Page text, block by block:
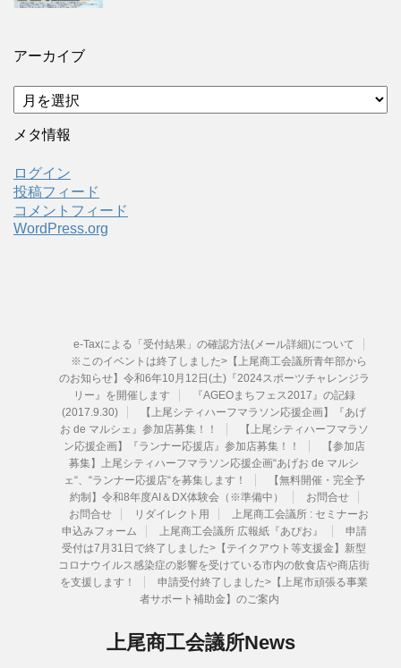
アーカイブ
ア
ー
カ
ブ
メタ情報
ログイン
投稿フィード
コメントフィード
WordPress.org
e-Taxによる「受付結果」の確認方法(メール詳細)について
※このイベントは終了しました>【上尾商工会議所青年部から
のお知らせ】令和6年10月12日(土)『2024スポーツチャレンジラ
リー』を開催します
『AGEOまちフェス2017』の記録
(2017.9.30)
【上尾シティハーフマラソン応援企画】『あげ
お de マルシェ』参加店募集！！
【上尾シティハーフマラソ
ン応援企画】『ランナー応援店』参加店募集！！
【参加店
募集】上尾シティハーフマラソン応援企画“あげお de マルシ
ェ“、“ランナー応援店“を募集します！
【無料開催・完全予
約制】令和8年度AI＆DX体験会（※準備中）
お問合せ
お問合せ
リダイレクト用
上尾商工会議所 : セミナーお
申込みフォーム
上尾商工会議所 広報紙『あぴお』
申請
受付は7月31日で終了しました>【テイクアウト等支援金】新型
コロナウイルス感染症の影響を受けている市内の飲食店や商店街
を支援します！
申請受付終了しました>【上尾市頑張る事業
者サポート補助金】のご案内
上尾商工会議所News